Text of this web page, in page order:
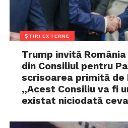
ȘTIRI EXTERNE
Trump invită
din Consiliul pentru
scrisoarea primită de
„Acest Consiliu va fi
existat niciodată